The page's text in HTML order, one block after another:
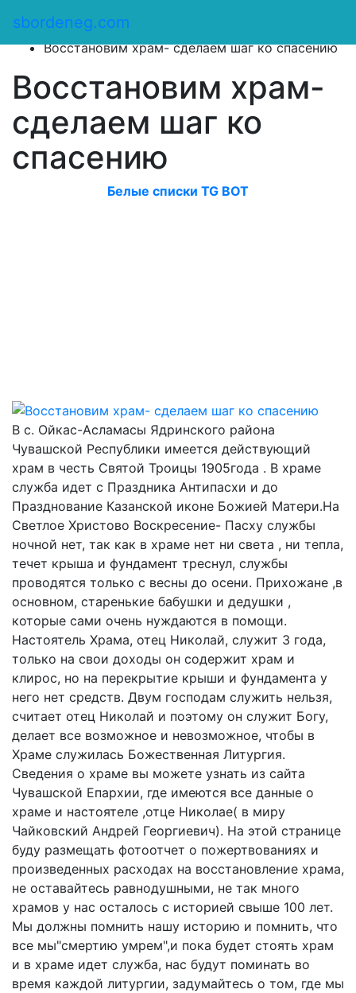
sbordeneg.com
Оказать помощь
Восстановим храм- сделаем шаг ко спасению
Восстановим храм-
сделаем шаг ко
спасению
Белые списки TG BOT
В с. Ойкас-Асламасы Ядринского района
Чувашской Республики имеется действующий
храм в честь Святой Троицы 1905года . В храме
служба идет с Праздника Антипасхи и до
Празднование Казанской иконе Божией Матери.На
Светлое Христово Воскресение- Пасху службы
ночной нет, так как в храме нет ни света , ни тепла,
течет крыша и фундамент треснул, службы
проводятся только с весны до осени. Прихожане ,в
основном, старенькие бабушки и дедушки ,
которые сами очень нуждаются в помощи.
Настоятель Храма, отец Николай, служит 3 года,
только на свои доходы он содержит храм и
клирос, но на перекрытие крыши и фундамента у
него нет средств. Двум господам служить нельзя,
считает отец Николай и поэтому он служит Богу,
делает все возможное и невозможное, чтобы в
Храме служилась Божественная Литургия.
Сведения о храме вы можете узнать из сайта
Чувашской Епархии, где имеются все данные о
храме и настоятеле ,отце Николае( в миру
Чайковский Андрей Георгиевич). На этой странице
буду размещать фотоотчет о пожертвованиях и
произведенных расходах на восстановление храма,
не оставайтесь равнодушными, не так много
храмов у нас осталось с историей свыше 100 лет.
Мы должны помнить нашу историю и помнить, что
все мы"смертию умрем",и пока будет стоять храм
и в храме идет служба, нас будут поминать во
время каждой литургии, задумайтесь о том, где мы